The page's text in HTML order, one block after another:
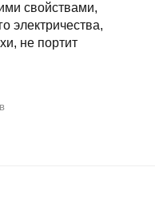
свойствами,
электричества,
не портит